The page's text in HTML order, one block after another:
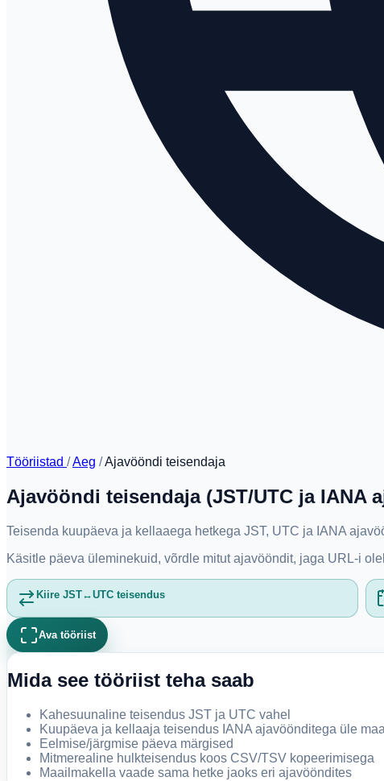
Tööriistad /Aeg /Ajavööndi teisendaja
Ajavööndi teisendaja (JST/UTC ja IANA
Teisenda kuupäeva ja kellaaega hetkega JST, UTC ja IANA
Käsitle päeva üleminekuid, võrdle mitut ajavööndit, jaga URL-i
Kiire JST↔UTC teisendus
Ava tööriist
Mida see tööriist teha saab
Kahesuunaline teisendus JST ja UTC vahel
Kuupäeva ja kellaaja teisendus IANA ajavöönditega üle
Eelmise/järgmise päeva märgised
Mitmerealine hulkteisendus koos CSV/TSV kopeerimisega
Maailmakella vaade sama hetke jaoks eri ajavööndites